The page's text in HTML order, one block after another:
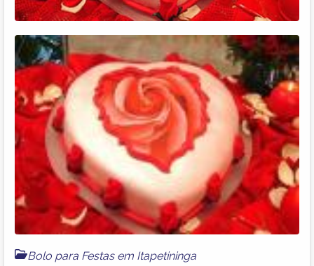
Bolo para Festas em Itapetininga